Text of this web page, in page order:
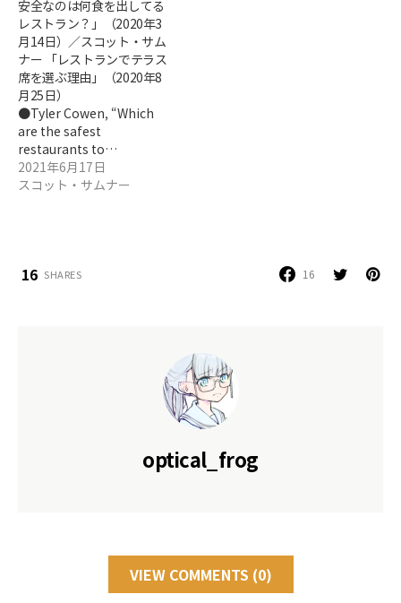
安全なのは何食を出してる
レストラン？」（2020年3
月14日）／スコット・サム
ナー 「レストランでテラス
席を選ぶ理由」（2020年8
月25日）
●Tyler Cowen, “Which
are the safest
restaurants to…
2021年6月17日
スコット・サムナー
16 SHARES 16
optical_frog
VIEW COMMENTS (0)